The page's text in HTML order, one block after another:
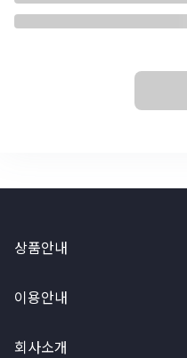
상품안내
이용안내
회사소개